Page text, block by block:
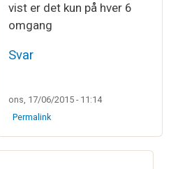
vist er det kun på hver 6
omgang
Svar
ons, 17/06/2015 - 11:14
Permalink